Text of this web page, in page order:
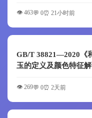
👁️ 463💬 0⏰ 21小时前
GB/T 38821—2020《
玉的定义及颜色特征
👁️ 269💬 0⏰ 2天前